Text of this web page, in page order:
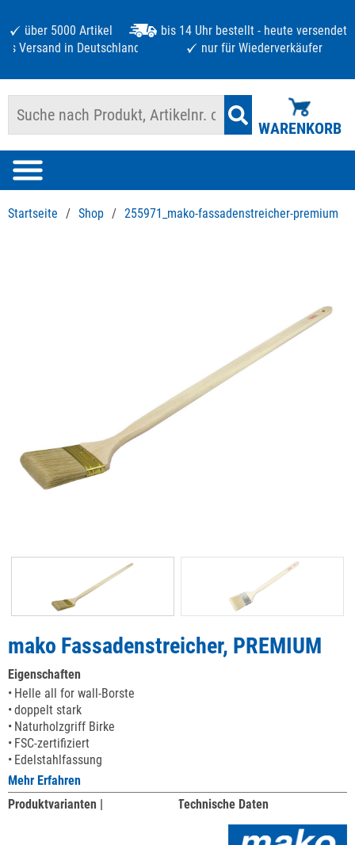
über 5000 Artikel
bis 14 Uhr bestellt - heute versendet
Versand in Deutschland ab 125 €
nur für Wiederverkäufer
WARENKORB
Startseite / Shop / 255971_mako-fassadenstreicher-premium
mako Fassadenstreicher, PREMIUM
Eigenschaften
Helle all for wall-Borste
doppelt stark
Naturholzgriff Birke
FSC-zertifiziert
Edelstahlfassung
Mehr Erfahren
Produktvarianten |
Technische Daten